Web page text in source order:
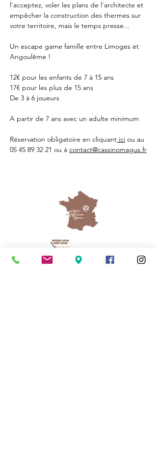
l'acceptez, voler les plans de l'architecte et
empêcher la construction des thermes sur
votre territoire, mais le temps presse...
Un escape game famille entre Limoges et
Angoulême !
12€ pour les enfants de 7 à 15 ans
17€ pour les plus de 15 ans
De 3 à 6 joueurs
A partir de 7 ans avec un adulte minimum
Réservation obligatoire en cliquant ici ou au
05 45 89 32 21 ou à contact@cassinomagus.fr